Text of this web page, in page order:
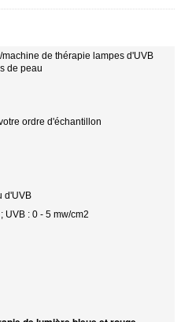
machine de thérapie lampes d'UVB
de peau
ordre d'échantillon
d'UVB
UVB : 0 - 5 mw/cm2